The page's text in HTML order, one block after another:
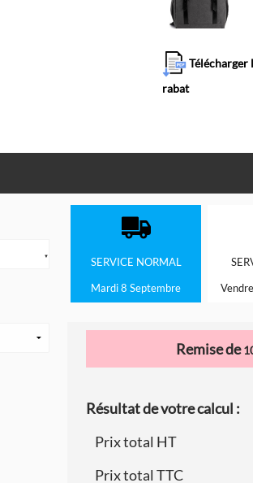
Télécharger
rabat
▼
SERVICE NORMAL
Mardi 8 Septembre
Remise de
Résultat de votre calcul :
Prix total HT
Prix total TTC